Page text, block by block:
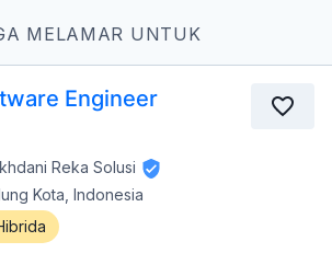
MELAMAR UNTUK
Engineer
Reka Solusi
Kota, Indonesia